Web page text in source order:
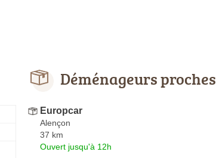
Déménageurs proches
Europcar
Alençon
37 km
Ouvert jusqu'à 12h